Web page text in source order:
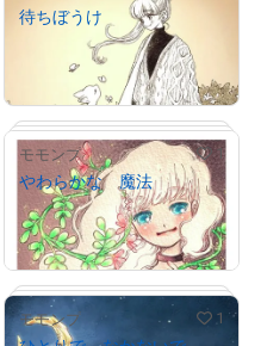
# 1/2
# 1/2
待ちぼうけ
売出し（初回販売）
モモンプ 1
やわらかな 魔法
¥3,000
売出し（初回販売）
モモンプ 1